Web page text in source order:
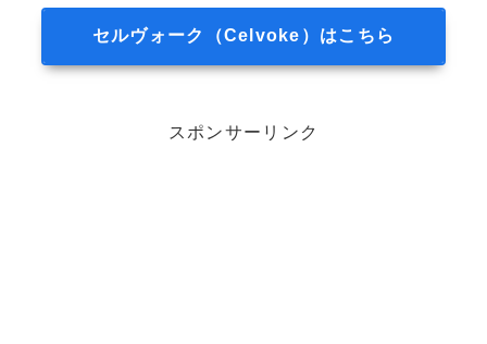
セルヴォーク（Celvoke）はこちら
スポンサーリンク